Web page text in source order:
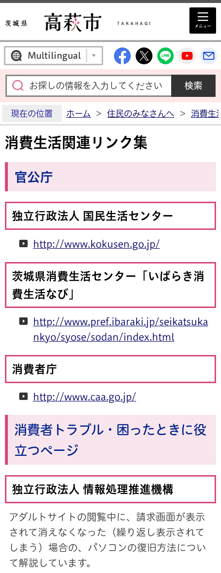
Multilingual 高萩市公式
高萩市公式X
高萩市
高
現在の位置 ホーム > 住民のみなさんへ > 消費生
消費生活関連リンク集
官公庁
独立行政法人 国民生活センター
http://www.kokusen.go.jp/
茨城県消費生活センター 「いばらき消
費生活なび」
http://www.pref.ibaraki.jp/seikatsuka
nkyo/syose/sodan/index.html
消費者庁
http://www.caa.go.jp/
消費者トラブル・困ったときに役
立つページ
独立行政法人 情報処理推進機構
アダルトサイトの閲覧中に、請求画面が表示
されて消えなくなった（繰り返し表示されて
しまう）場合の、パソコンの復旧方法につい
て解説しています。